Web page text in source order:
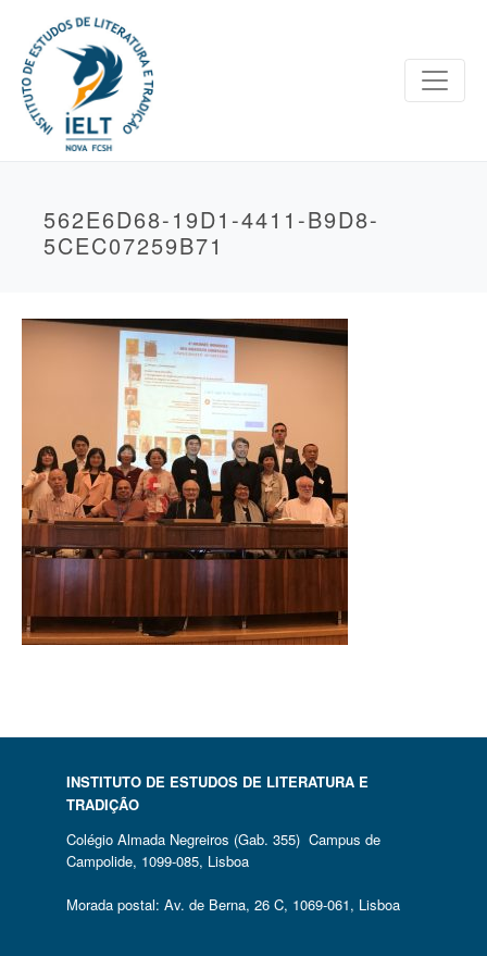
562E6D68-19D1-4411-B9D8-
5CEC07259B71
INSTITUTO DE ESTUDOS DE LITERATURA E
TRADIÇÃO
Colégio Almada Negreiros (Gab. 355) Campus de
Campolide, 1099-085, Lisboa
Morada postal: Av. de Berna, 26 C, 1069-061, Lisboa